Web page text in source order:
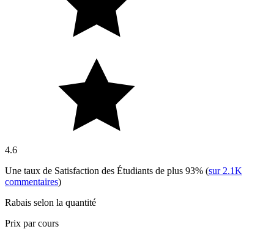
4.6
Une taux de Satisfaction des Étudiants de plus 93% (sur 2.1K
commentaires)
Rabais selon la quantité
Prix par cours